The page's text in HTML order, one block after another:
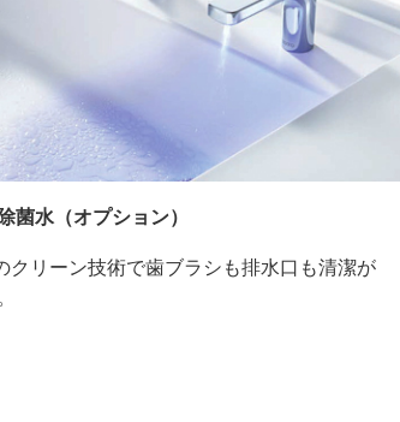
菌水（オプション）
クリーン技術で歯ブラシも排水口も清潔が